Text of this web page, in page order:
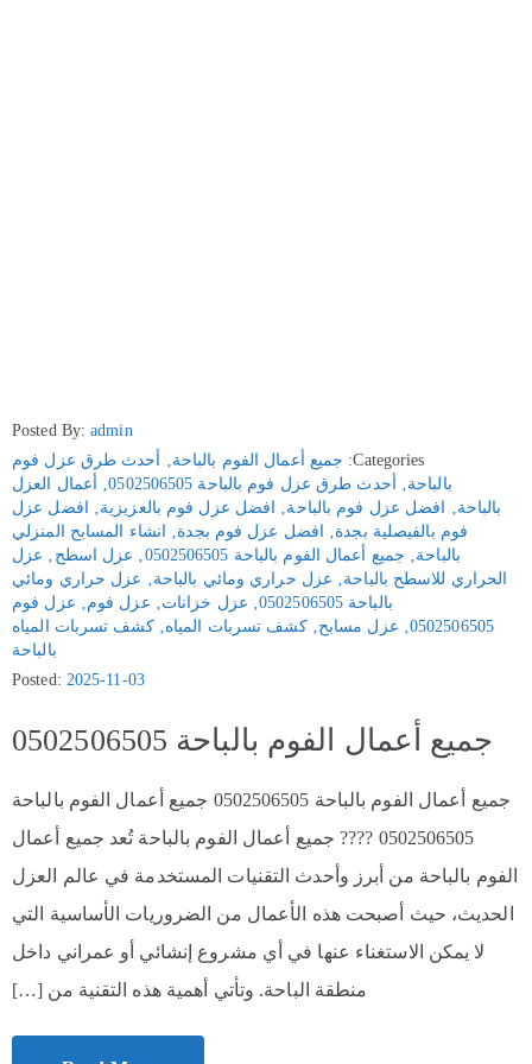
Posted By:admin
Categories:
جميع أعمال الفوم بالباحة
أحدث طرق عزل فوم
بالباحة
أحدث طرق عزل فوم بالباحة 0502506505 ‚
أعمال العزل
بالباحة
افضل عزل فوم بالباحة افضل عزل فوم بالعزيزية
افضل عزل
فوم بالفيصلية بجدة
افضل عزل فوم بجدة
انشاء المسابح المنزلي
بالباحة
جميع أعمال الفوم بالباحة 0502506505 عزل اسطح
عزل
الحراري للاسطح بالباحة
عزل حراري ومائي بالباحة
عزل حراري ومائي
بالباحة 0502506505
‚ عزل خزانات عزل فوم
عزل فوم
0502506505
عزل مسابح ‚كشف تسربات المياه ‚كشف تسربات المياه
بالباحة
Posted: 2025-11-03
جميع أعمال الفوم بالباحة 0502506505
جميع أعمال الفوم بالباحة 0502506505 جميع أعمال الفوم بالباحة
0502506505 ????️ جميع أعمال الفوم بالباحة تُعد جميع أعمال
الفوم بالباحة من أبرز وأحدث التقنيات المستخدمة في عالم العزل
الحديث، حيث أصبحت هذه الأعمال من الضروريات الأساسية التي
لا يمكن الاستغناء عنها في أي مشروع إنشائي أو عمراني داخل
منطقة الباحة. وتأتي أهمية هذه التقنية من […]